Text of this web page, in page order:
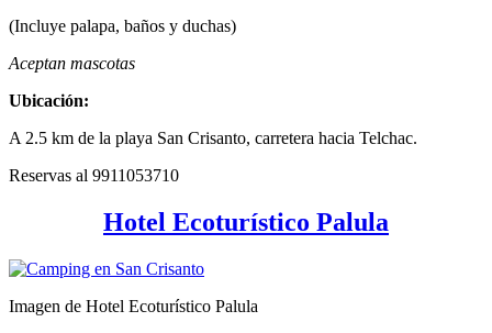
(Incluye palapa, baños y duchas)
Aceptan mascotas
Ubicación:
A 2.5 km de la playa San Crisanto, carretera hacia Telchac.
Reservas al 9911053710
Hotel Ecoturístico Palula
Imagen de Hotel Ecoturístico Palula